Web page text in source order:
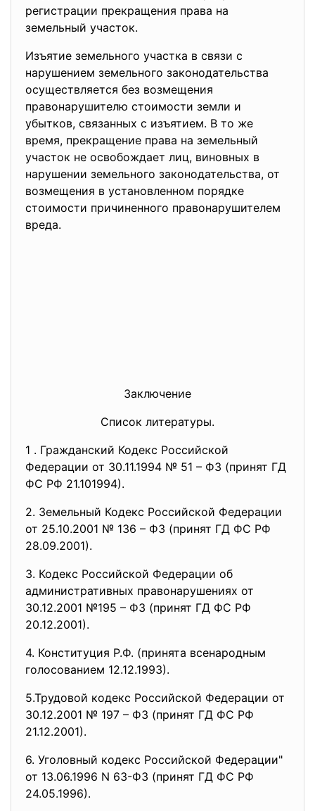
регистрации прекращения права на
земельный участок.
Изъятие земельного участка в связи с
нарушением земельного законодательства
осуществляется без возмещения
правонарушителю стоимости земли и
убытков, связанных с изъятием. В то же
время, прекращение права на земельный
участок не освобождает лиц, виновных в
нарушении земельного законодательства, от
возмещения в установленном порядке
стоимости причиненного правонарушителем
вреда.
Заключение
Список литературы.
1 . Гражданский Кодекс Российской
Федерации от 30.11.1994 № 51 – ФЗ (принят ГД
ФС РФ 21.101994).
2. Земельный Кодекс Российской Федерации
от 25.10.2001 № 136 – ФЗ (принят ГД ФС РФ
28.09.2001).
3. Кодекс Российской Федерации об
административных правонарушениях от
30.12.2001 №195 – ФЗ (принят ГД ФС РФ
20.12.2001).
4. Конституция Р.Ф. (принята всенародным
голосованием 12.12.1993).
5.Трудовой кодекс Российской Федерации от
30.12.2001 № 197 – ФЗ (принят ГД ФС РФ
21.12.2001).
6. Уголовный кодекс Российской Федерации"
от 13.06.1996 N 63-ФЗ (принят ГД ФС РФ
24.05.1996).